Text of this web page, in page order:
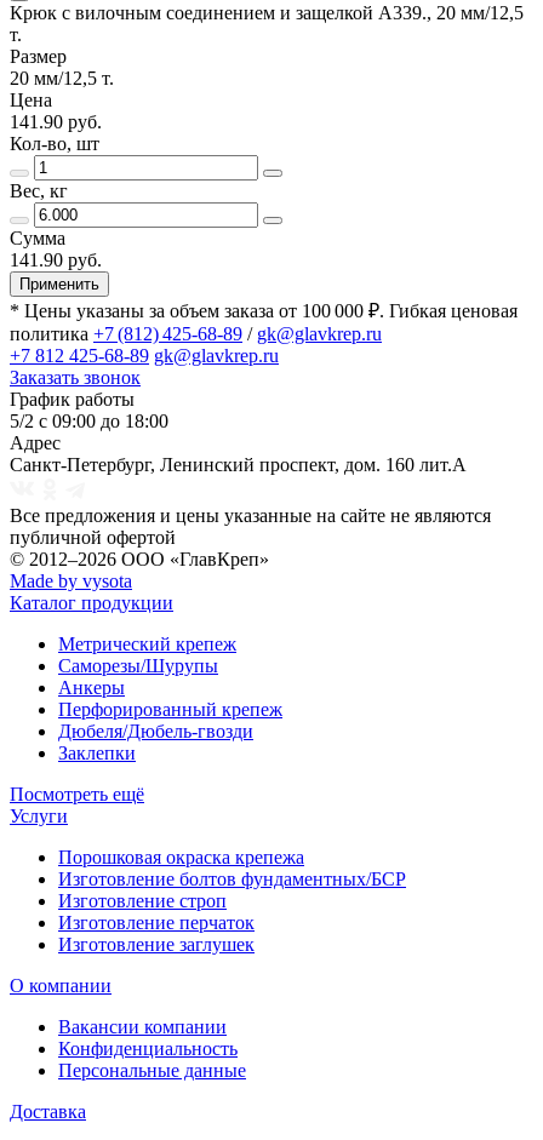
Крюк с вилочным соединением и защелкой А339., 20 мм/12,5
т.
Размер
20 мм/12,5 т.
Цена
141.90 руб.
Кол-во, шт
Вес, кг
Сумма
141.90 руб.
Применить
* Цены указаны за объем заказа от 100 000 ₽. Гибкая ценовая
политика +7 (812) 425-68-89 / gk@glavkrep.ru
+7 812 425-68-89 gk@glavkrep.ru
Заказать звонок
График работы
5/2 с 09:00 до 18:00
Адрес
Санкт-Петербург, Ленинский проспект, дом. 160 лит.А
Все предложения и цены указанные на сайте не являются
публичной офертой
© 2012–2026 ООО «ГлавКреп»
Made by vysota
Каталог продукции
Метрический крепеж
Саморезы/Шурупы
Анкеры
Перфорированный крепеж
Дюбеля/Дюбель-гвозди
Заклепки
Посмотреть ещё
Услуги
Порошковая окраска крепежа
Изготовление болтов фундаментных/БСР
Изготовление строп
Изготовление перчаток
Изготовление заглушек
О компании
Вакансии компании
Конфиденциальность
Персональные данные
Доставка